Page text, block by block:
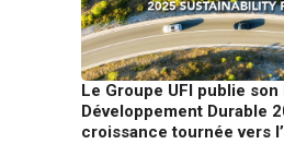
Le Groupe UFI publie son
Développement Durable
croissance tournée vers